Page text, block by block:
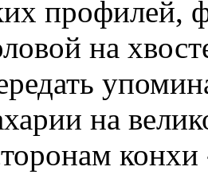
профилей,
на
на